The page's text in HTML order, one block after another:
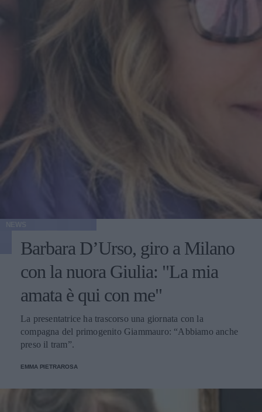
Barbara D’Urso, giro a Milano
con la nuora Giulia: "La mia
amata è qui con me"
La presentatrice ha trascorso una giornata con la
compagna del primogenito Giammauro: “Abbiamo anche
preso il tram”.
EMMA PIETRAROSA